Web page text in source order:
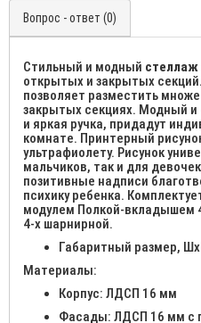
Вопрос - ответ (0)
Стильный и модный стеллаж
открытых и закрытых
позволяет разместить
закрытых секциях. Модный и
и яркая ручка, придадут
комнате. Принтерный
ультрафиолету. Рисунок
мальчиков, так и для
позитивные надписи
психику ребенка.
модулем Полкой-вкладышем
4-х шарнирной.
Габаритный размер,
Материалы:
Корпус: ЛДСП 16 мм
Фасады: ЛДСП 16 мм с